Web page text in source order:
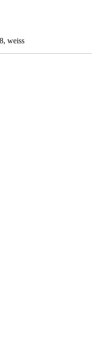
weiss